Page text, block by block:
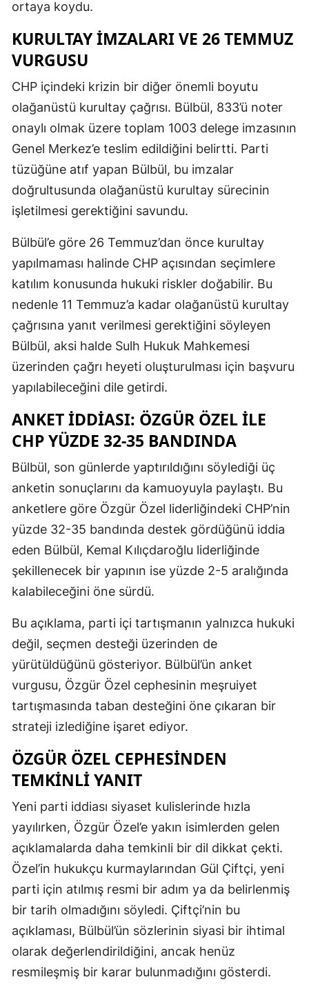
ortaya koydu.
KURULTAY IMZALARI VE 26 TEMMUZ
VURGUSU
CHP içindeki krizin bir diğer önemli boyutu
olağanüstü kurultay çağrısı. Bülbül, 833’ü noter
onaylı olmak üzere toplam 1003 delege imzasının
Genel Merkez’e teslim edildiğini belirtti. Parti
tüzüğüne atıf yapan Bülbül, bu imzalar
doğrultusunda olağanüstü kurultay sürecinin
işletilmesi gerektiğini savundu.
Bülbül’e göre 26 Temmuz’dan önce kurultay
yapılmaması halinde CHP açısından seçimlere
katılım konusunda hukuki riskler doğabilir. Bu
nedenle 11 Temmuz’a kadar olağanüstü kurultay
çağrısına yanıt verilmesi gerektiğini söyleyen
Bülbül, aksi halde Sulh Hukuk Mahkemesi
üzerinden çağrı heyeti oluşturulması için başvuru
yapılabileceğini dile getirdi.
ANKET IDDIASI: ÖZGÜR ÖZEL ILE
CHP YÜZDE 32-35 BANDINDA
Bülbül, son günlerde yaptırıldığını söylediği üç
anketin sonuçlarını da kamuoyuyla paylaştı. Bu
anketlere göre Özgür Özel liderliğindeki CHP’nin
yüzde 32-35 bandında destek gördüğünü iddia
eden Bülbül, Kemal Kılıçdaroğlu liderliğinde
şekillenecek bir yapının ise yüzde 2-5 aralığında
kalabileceğini öne sürdü.
Bu açıklama, parti içi tartışmanın yalnızca hukuki
değil, seçmen desteği üzerinden de
yürütüldüğünü gösteriyor. Bülbül’ün anket
vurgusu, Özgür Özel cephesinin meşruiyet
tartışmasında taban desteğini öne çıkaran bir
strateji izlediğine işaret ediyor.
ÖZGÜR ÖZEL CEPHESINDEN
TEMKINLI YANIT
Yeni parti iddiası siyaset kulislerinde hızla
yayılırken, Özgür Özel’e yakın isimlerden gelen
açıklamalarda daha temkinli bir dil dikkat çekti.
Özel’in hukukçu kurmaylarından Gül Çiftçi, yeni
parti için atılmış resmi bir adım ya da belirlenmiş
bir tarih olmadığını söyledi. Çiftçi’nin bu
açıklaması, Bülbül’ün sözlerinin siyasi bir ihtimal
olarak değerlendirildiğini, ancak henüz
resmileşmiş bir karar bulunmadığını gösterdi.